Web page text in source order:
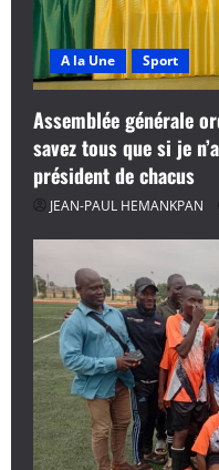
A la Une Sport
Assemblée générale
savez tous que si je
président de chacus
JEAN-PAUL HEMANKPAN